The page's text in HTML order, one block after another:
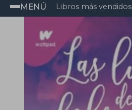
MENÚ Libros más vendidos